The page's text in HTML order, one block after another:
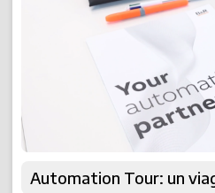
Automation Tour: un